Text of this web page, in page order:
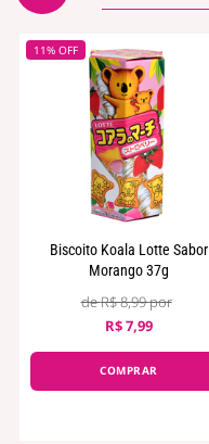
11% OFF
Biscoito Koala Lotte Sabor
Morango 37g
R$ 8,99
R$ 7,99
COMPRAR